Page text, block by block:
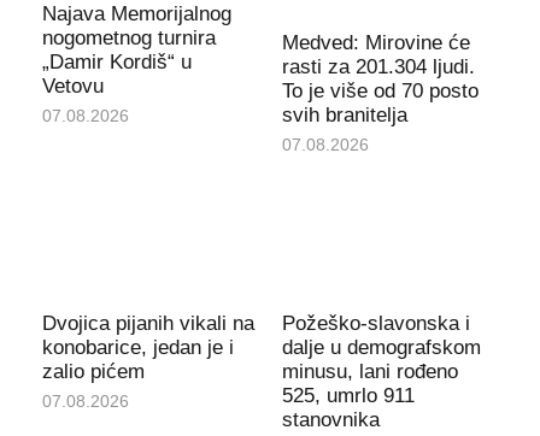
Najava Memorijalnog
nogometnog turnira
„Damir Kordiš“ u
Vetovu
07.08.2026
Medved: Mirovine će
rasti za 201.304 ljudi.
To je više od 70 posto
svih branitelja
07.08.2026
Dvojica pijanih vikali na
konobarice, jedan je i
zalio pićem
07.08.2026
Požeško-slavonska i
dalje u demografskom
minusu, lani rođeno
525, umrlo 911
stanovnika